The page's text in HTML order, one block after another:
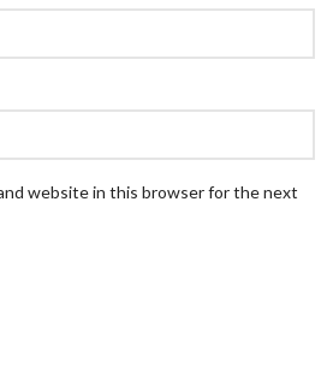
and website in this browser for the next